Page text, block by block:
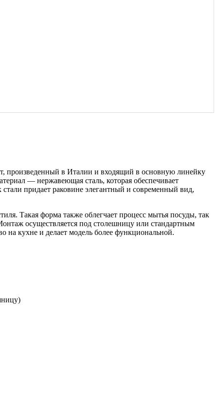
произведенный в Италии и входящий в основную линейку
— нержавеющая сталь, которая обеспечивает
придает раковине элегантный и современный вид,
Такая форма также облегчает процесс мытья посуды, так
осуществляется под столешницу или стандартным
на кухне и делает модель более функциональной.